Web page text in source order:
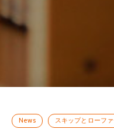
News
スキップとローフ